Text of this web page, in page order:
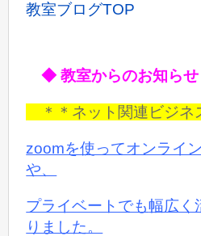
教室ブログTOP
◆ 教室からのお知ら
＊＊ネット関連ビジ
zoomを使ってオンライ
や、
プライベートでも幅広く
りました。